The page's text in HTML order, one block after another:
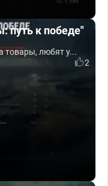
путь к победе"
товары, любят у...
2